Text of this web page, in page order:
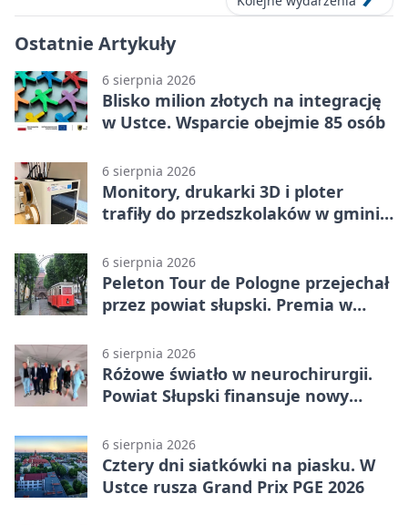
Ostatnie Artykuły
6 sierpnia 2026
Blisko milion złotych na integrację
w Ustce. Wsparcie obejmie 85 osób
6 sierpnia 2026
Monitory, drukarki 3D i ploter
trafiły do przedszkolaków w gminie
6 sierpnia 2026
Peleton Tour de Pologne przejechał
przez powiat słupski. Premia w
6 sierpnia 2026
Różowe światło w neurochirurgii.
Powiat Słupski finansuje nowy
6 sierpnia 2026
Cztery dni siatkówki na piasku. W
Ustce rusza Grand Prix PGE 2026